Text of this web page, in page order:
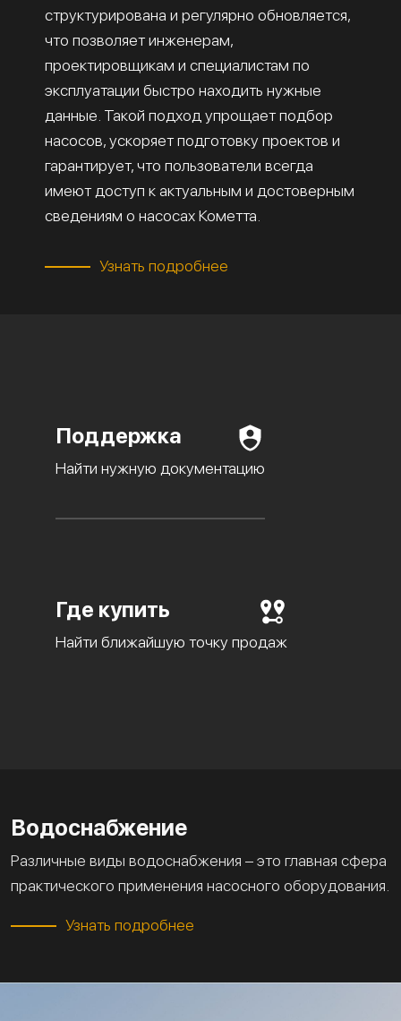
структурирована и регулярно обновляется,
что позволяет инженерам,
проектировщикам и специалистам по
эксплуатации быстро находить нужные
данные. Такой подход упрощает подбор
насосов, ускоряет подготовку проектов и
гарантирует, что пользователи всегда
имеют доступ к актуальным и достоверным
сведениям о насосах Кометта.
Узнать подробнее
Поддержка
Найти нужную документацию
Где купить
Найти ближайшую точку продаж
Водоснабжение
Различные виды водоснабжения – это главная сфера
практического применения насосного оборудования.
Узнать подробнее